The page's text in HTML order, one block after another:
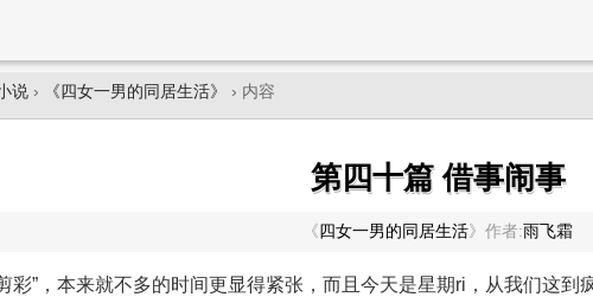
说 › 《四女一男的同居生活》 › 内容
第四十篇 借事闹事
《 四女一男的同居生活》 作者:雨飞霜
彩”，本来就不多的时间更显得紧张，而且今天是星期ri，从我们这